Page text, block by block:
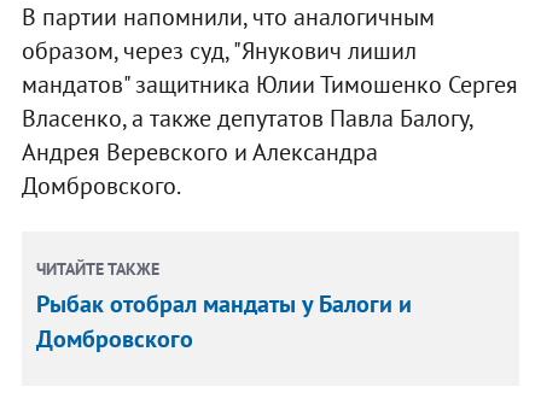
В партии напомнили, что аналогичным
образом, через суд, "Янукович лишил
мандатов" защитника Юлии Тимошенко Сергея
Власенко, а также депутатов Павла Балогу,
Андрея Веревского и Александра
Домбровского.
ЧИТАЙТЕ ТАКЖЕ
Рыбак отобрал мандаты у Балоги и
Домбровского